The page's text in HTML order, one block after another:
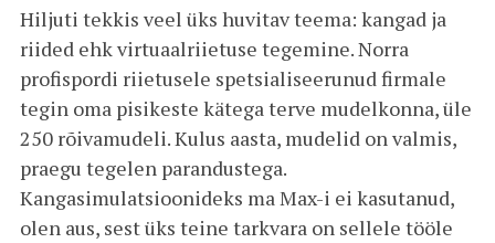
Hiljuti tekkis veel üks huvitav teema: kangad ja
riided ehk virtuaalriietuse tegemine. Norra
profispordi riietusele spetsialiseerunud firmale
tegin oma pisikeste kätega terve mudelkonna, üle
250 rõivamudeli. Kulus aasta, mudelid on valmis,
praegu tegelen parandustega.
Kangasimulatsioonideks ma Max-i ei kasutanud,
olen aus, sest üks teine tarkvara on sellele tööle